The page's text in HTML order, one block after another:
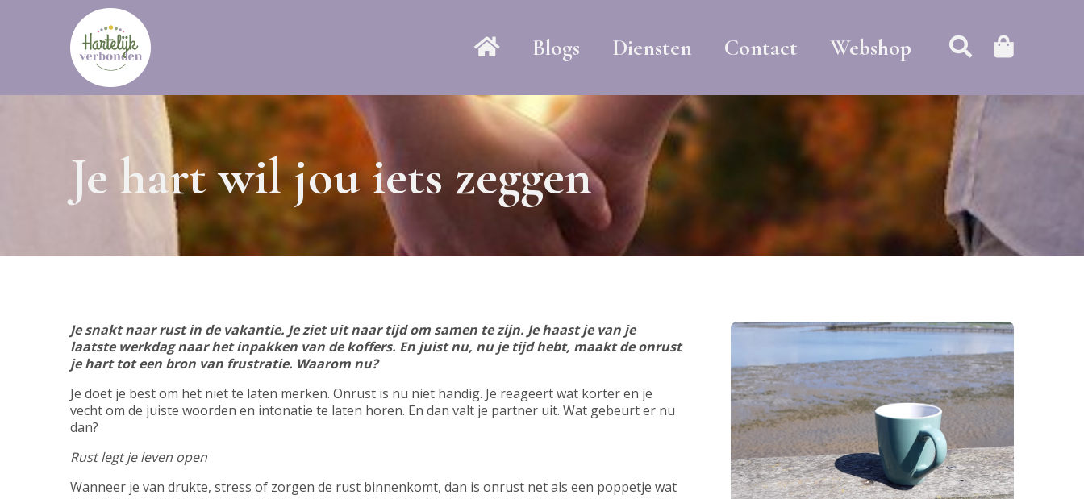
Blogs Diensten Contact Webshop
Je hart wil jou iets zeggen
Je snakt naar rust in de vakantie. Je ziet uit naar tijd om samen te zijn. Je haast je van je
laatste werkdag naar het inpakken van de koffers. En juist nu, nu je tijd hebt, maakt de onrust
je hart tot een bron van frustratie. Waarom nu?
Je doet je best om het niet te laten merken. Onrust is nu niet handig. Je reageert wat korter en je
vecht om de juiste woorden en intonatie te laten horen. En dan valt je partner uit. Wat gebeurt er nu
dan?
Rust legt je leven open
Wanneer je van drukte, stress of zorgen de rust binnenkomt, dan is onrust net als een poppetje wat